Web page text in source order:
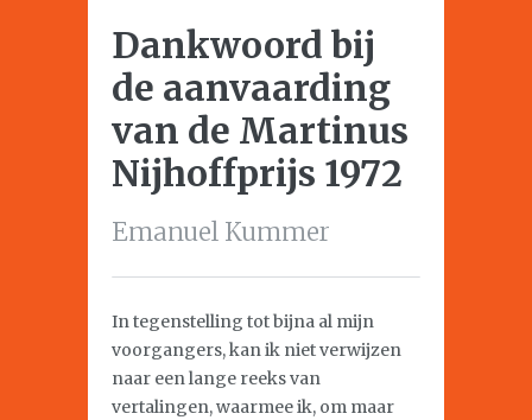
Dankwoord bij
de aanvaarding
van de Martinus
Nijhoffprijs 1972
Emanuel Kummer
In tegenstelling tot bijna al mijn
voorgangers, kan ik niet verwijzen
naar een lange reeks van
vertalingen, waarmee ik, om maar